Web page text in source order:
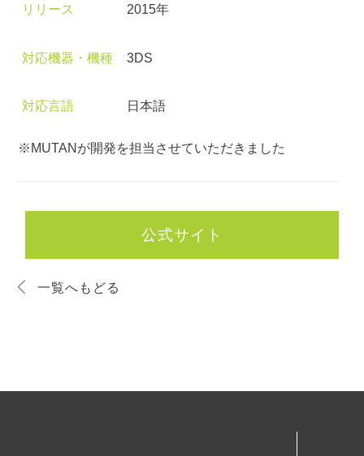
リリース 2015年
対応機器・機種 3DS
対応言語 日本語
※MUTANが開発を担当させていただきました
公式サイト
一覧へもどる